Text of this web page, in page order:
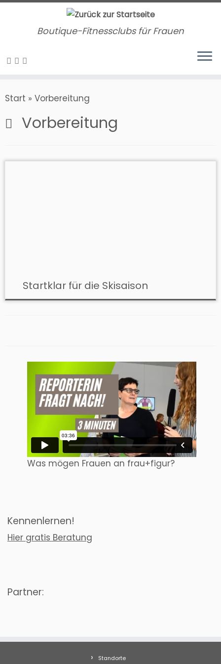
Zum
Boutique-Fitnessclubs für Frauen
Start » Vorbereitung
Vorbereitung
​ Startklar für die Skisaison
Was mögen Frauen an frau+figur?
Kennenlernen!
Hier gratis Beratung
Partner:
Standorte